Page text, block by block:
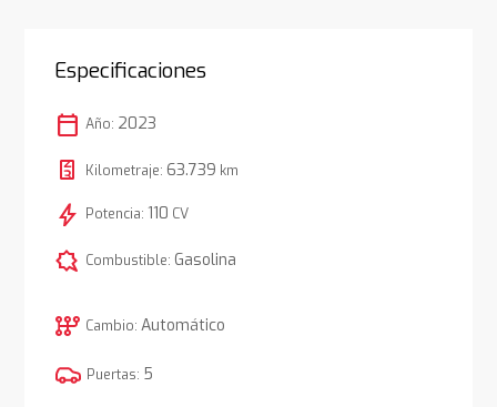
Especificaciones
calendar_today Año: 2023
Kilometraje: 63.739 km
bolt Potencia: 110 CV
comic_bubble Combustible: Gasolina
auto_transmission Cambio: Automático
Puertas: 5